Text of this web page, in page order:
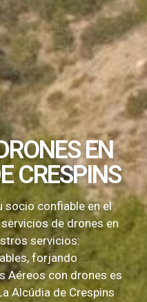
EN
CRESPINS
socio confiable en el
de drones en
servicios:
forjando
Aéreos con drones es
Alcúdia de Crespins